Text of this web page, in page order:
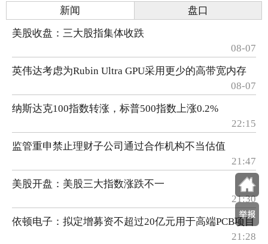
新闻
盘口
美股收盘：三大股指集体收跌
08-07
英伟达考虑为Rubin Ultra GPU采用更少的高带宽内存
08-07
纳斯达克100指数转涨，标普500指数上涨0.2%
22:15
监管重申禁止理财子公司通过合作机构不当估值
21:47
美股开盘：美股三大指数涨跌不一
21:30
依顿电子：拟定增募资不超过20亿元用于高端PCB项目
21:28